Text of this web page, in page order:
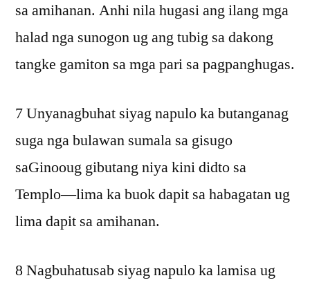
sa amihanan. Anhi nila hugasi ang ilang mga
halad nga sunogon ug ang tubig sa dakong
tangke gamiton sa mga pari sa pagpanghugas.
7 Unyanagbuhat siyag napulo ka butanganag
suga nga bulawan sumala sa gisugo
saGinooug gibutang niya kini didto sa
Templo—lima ka buok dapit sa habagatan ug
lima dapit sa amihanan.
8 Nagbuhatusab siyag napulo ka lamisa ug